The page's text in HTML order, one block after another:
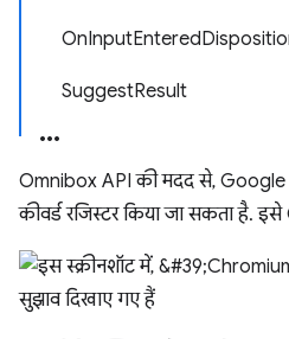
SuggestResult
Omnibox API की मदद से, Google
कीवर्ड रजिस्टर किया जा सकता है.